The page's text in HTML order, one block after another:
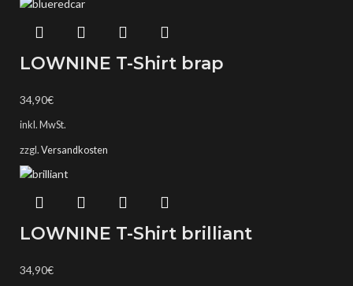
LOWNINE T-Shirt brap
34,90€
inkl. MwSt.
zzgl. Versandkosten
LOWNINE T-Shirt brilliant
34,90€